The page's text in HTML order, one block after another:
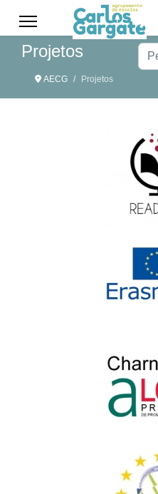
Projetos
AECG Projetos